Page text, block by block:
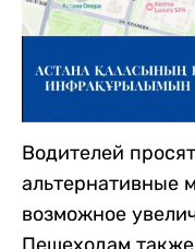
Водителей
альтернативные
возможное